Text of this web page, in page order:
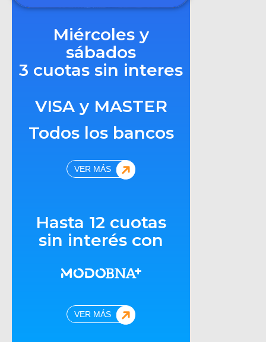
Miércoles y
sábados
3 cuotas sin interes
VISA y MASTER
Todos los bancos
VER MÁS
Hasta 12 cuotas
sin interés con
VER MÁS